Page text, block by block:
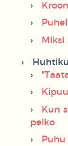
Kun
pelko